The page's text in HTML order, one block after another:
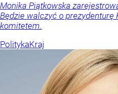
Monika Piątkowska
Będzie walczyć o prezydenturę
komitetem.
PolitykaKraj